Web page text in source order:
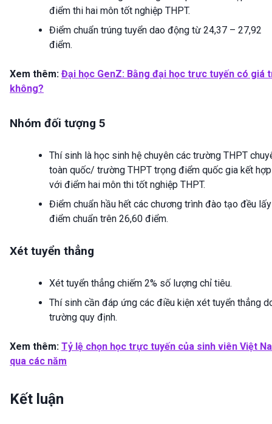
điểm thi hai môn tốt nghiệp THPT.
Điểm chuẩn trúng tuyển dao động từ 24,37 – 27,92
điểm.
Xem thêm: Đại học GenZ: Bằng đại học trực tuyến có giá
không?
Nhóm đối tượng 5
Thí sinh là học sinh hệ chuyên các trường THPT
toàn quốc/ trường THPT trọng điểm quốc gia kết hợp
với điểm hai môn thi tốt nghiệp THPT.
Điểm chuẩn hầu hết các chương trình đào tạo đều lấy
điểm chuẩn trên 26,60 điểm.
Xét tuyển thẳng
Xét tuyển thẳng chiếm 2% số lượng chỉ tiêu.
Thí sinh cần đáp ứng các điều kiện xét tuyển thẳng
trường quy định.
Xem thêm: Tỷ lệ chọn học trực tuyến của sinh viên Việt
qua các năm
Kết luận